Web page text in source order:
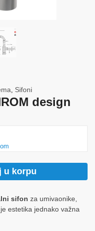
design
sifon za umivaonike,
estetika jednako važna
u korpu
Sifoni